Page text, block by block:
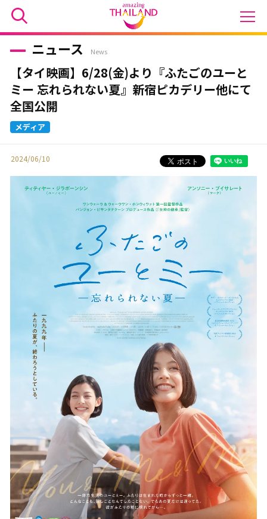
ニュース News
【タイ映画】6/28(金)より『ふたごのユーと
ミー 忘れられない夏』新宿ピカデリー他にて
全国公開
2024/06/10